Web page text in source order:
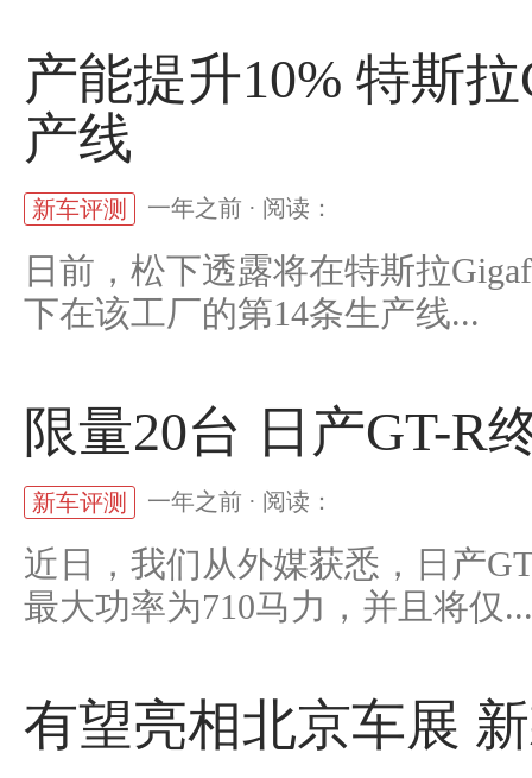
产能提升10% 特斯
产线
新车评测 一年之前 · 阅读：
日前，松下透露将在特斯拉
下在该工厂的第14条生产线...
限量20台 日产GT-R
新车评测 一年之前 · 阅读：
近日，我们从外媒获悉，日产
最大功率为710马力，并且将仅...
有望亮相北京车展